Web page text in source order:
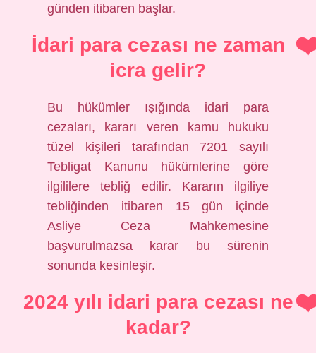
günden itibaren başlar.
İdari para cezası ne zaman
icra gelir?
Bu hükümler ışığında idari para
cezaları, kararı veren kamu hukuku
tüzel kişileri tarafından 7201 sayılı
Tebligat Kanunu hükümlerine göre
ilgililere tebliğ edilir. Kararın ilgiliye
tebliğinden itibaren 15 gün içinde
Asliye Ceza Mahkemesine
başvurulmazsa karar bu sürenin
sonunda kesinleşir.
2024 yılı idari para cezası ne
kadar?